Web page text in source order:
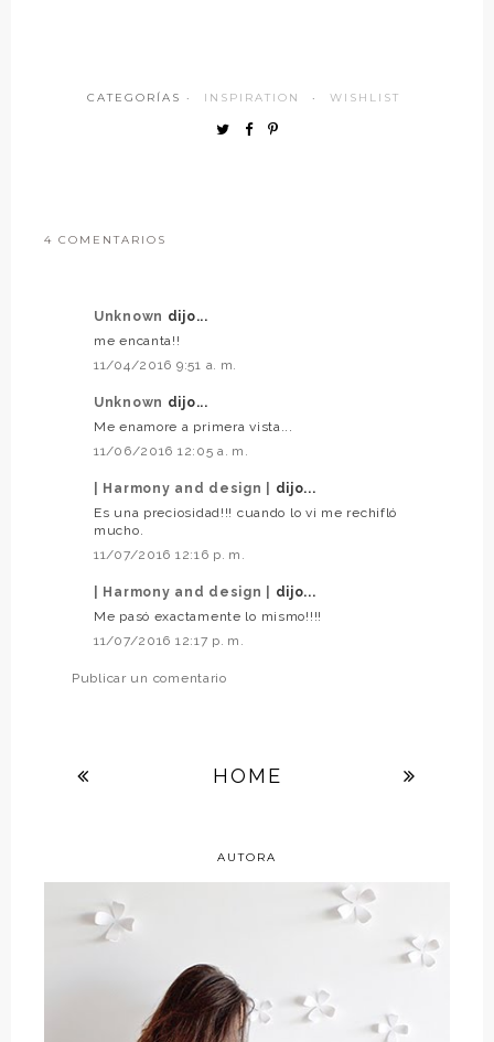
CATEGORÍAS · INSPIRATION · WISHLIST
4 COMENTARIOS
Unknown dijo...
me encanta!!
11/04/2016 9:51 a. m.
Unknown dijo...
Me enamore a primera vista...
11/06/2016 12:05 a. m.
| Harmony and design |
dijo...
Es una preciosidad!!! cuando lo vi me rechifló
mucho.
11/07/2016 12:16 p. m.
| Harmony and design |
dijo...
Me pasó exactamente lo mismo!!!!
11/07/2016 12:17 p. m.
Publicar un comentario
HOME
AUTORA